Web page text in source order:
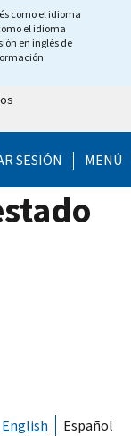
como el idioma
el idioma
en inglés de
SESIÓN MENÚ
English Español